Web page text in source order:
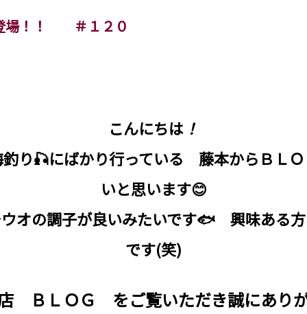
！！ ＃１２０
こんにちは ！
り🎣にばかり行っている 藤本からＢＬＯ
いと思います😊
オの調子が良いみたいです🐟 興味ある
です(笑)
ＢＬＯＧ をご覧いただき誠にあり